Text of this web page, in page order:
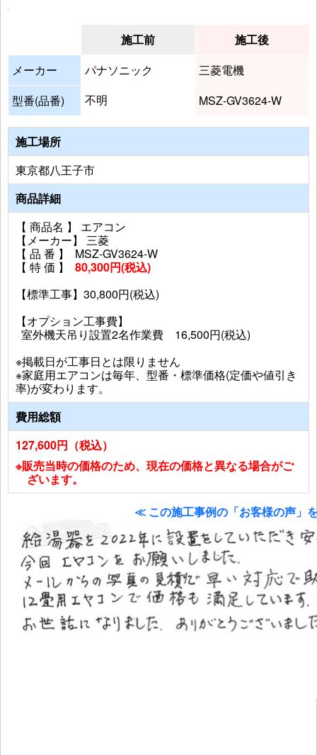
施工前
施工後
メーカー
パナソニック
三菱電機
型番(品番)
不明 MSZ-GV3624-W
施工場所
東京都八王子市
商品詳細
【 商品名 】 エアコン
【メーカー】 三菱
【 品 番 】 MSZ-GV3624-W
【 特 価 】 80,300円(税込)
【標準工事】30,800円(税込)
【オプション工事費】
室外機天吊り設置2名作業費 16,500円(税込)
※掲載日が工事日とは限りません
※家庭用エアコンは毎年、型番・標準価格(定価や値引き
率)が変わります。
費用総額
127,600円（税込）
※販売当時の価格のため、現在の価格と異なる場合がご
ざいます。
≪ この施工事例の「お客様の声」